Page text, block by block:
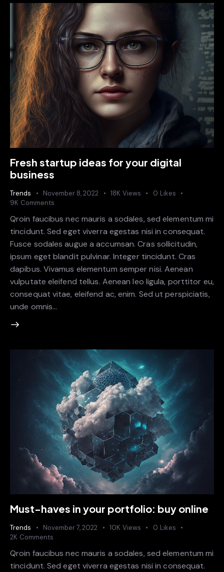
Fresh startup ideas for your digital
business
Trends November 8, 2022 18K Views 0 Likes
9K Comments
Qroin faucibus nec mauris a sodales, sed elementum mi
tincidunt. Sed eget viverra egestas nisi in consequat.
Fusce sodales augue a accumsan. Cras sollicitudin,
ipsum eget blandit pulvinar. Integer tincidunt. Cras
dapibus. Vivamus elementum semper nisi. Aenean
vulputate eleifend tellus. Aenean leo ligula, porttitor eu,
consequat vitae, eleifend ac, enim. Sed ut perspiciatis,
unde omnis…
Must-haves in your portfolio: buy online
Trends November 7, 2022 10K Views 0 Likes
2K Comments
Qroin faucibus nec mauris a sodales, sed elementum mi
tincidunt. Sed eget viverra egestas nisi in consequat.